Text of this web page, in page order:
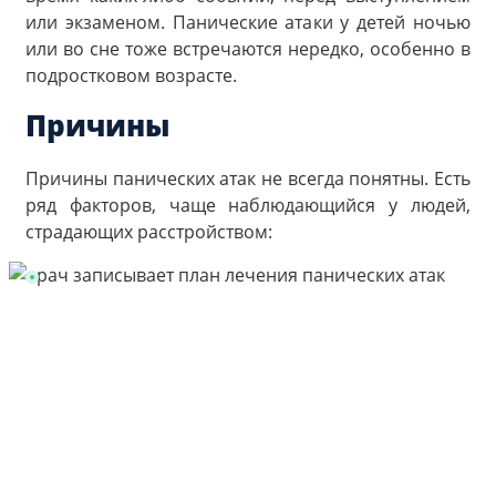
или экзаменом. Панические атаки у детей ночью
или во сне тоже встречаются нередко, особенно в
подростковом возрасте.
Причины
Причины панических атак не всегда понятны. Есть
ряд факторов, чаще наблюдающийся у людей,
страдающих расстройством: